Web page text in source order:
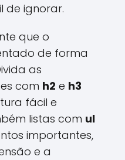
de ignorar.
que o
de forma
as
com h2 e h3
fácil e
listas com ul
importantes,
e a